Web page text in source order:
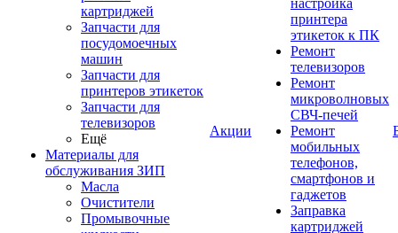
картриджей
Запчасти для
посудомоечных
машин
Запчасти для
принтеров этикеток
Запчасти для
телевизоров
Ещё
Материалы для
обслуживания ЗИП
Масла
Очистители
Промывочные
Акции
настройка
принтера
этикеток к ПК
Ремонт
телевизоров
Ремонт
микроволновых
СВЧ-печей
Ремонт
мобильных
телефонов,
смартфонов и
гаджетов
Заправка
картриджей